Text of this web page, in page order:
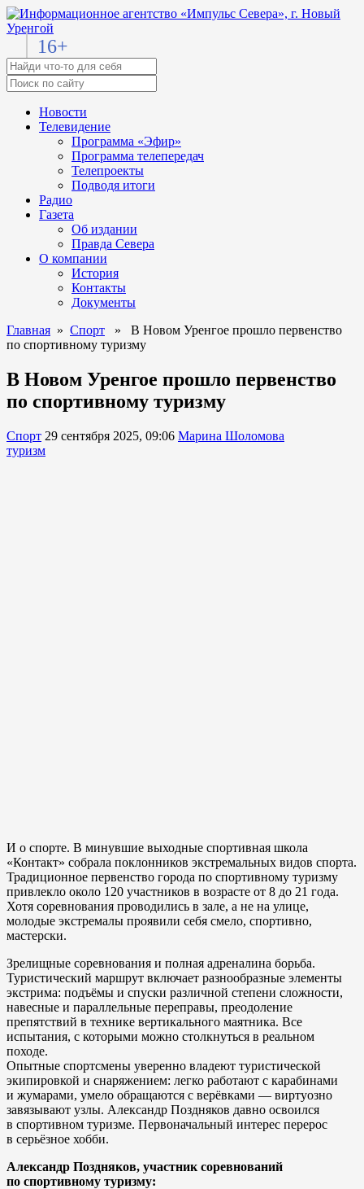
16+
Новости
Телевидение
Программа «Эфир»
Программа телепередач
Телепроекты
Подводя итоги
Радио
Газета
Об издании
Правда Севера
О компании
История
Контакты
Документы
Главная » Спорт » В Новом Уренгое прошло первенство
по спортивному туризму
В Новом Уренгое прошло первенство
по спортивному туризму
Спорт 29 сентября 2025, 09:06 Марина Шоломова
туризм
И о спорте. В минувшие выходные спортивная школа
«Контакт» собрала поклонников экстремальных видов спорта.
Традиционное первенство города по спортивному туризму
привлекло около 120 участников в возрасте от 8 до 21 года.
Хотя соревнования проводились в зале, а не на улице,
молодые экстремалы проявили себя смело, спортивно,
мастерски.
Зрелищные соревнования и полная адреналина борьба.
Туристический маршрут включает разнообразные элементы
экстрима: подъёмы и спуски различной степени сложности,
навесные и параллельные переправы, преодоление
препятствий в технике вертикального маятника. Все
испытания, с которыми можно столкнуться в реальном
походе.
Опытные спортсмены уверенно владеют туристической
экипировкой и снаряжением: легко работают с карабинами
и жумарами, умело обращаются с верёвками — виртуозно
завязывают узлы. Александр Поздняков давно освоился
в спортивном туризме. Первоначальный интерес перерос
в серьёзное хобби.
Александр Поздняков, участник соревнований
по спортивному туризму: